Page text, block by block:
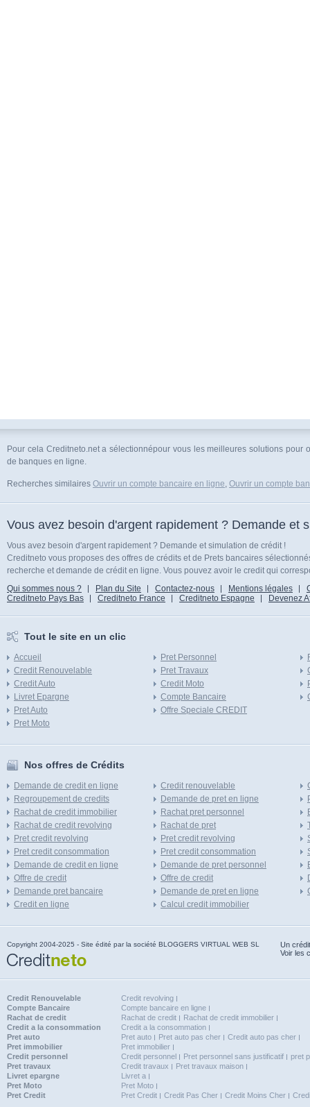
Pour cela Creditneto.net a sélectionnépour vous les meilleures solutions
de banques en ligne.
Recherches similaires Ouvrir un compte bancaire en ligne, Ouvrir un compte
Vous avez besoin d'argent rapidement ? Demande et
Vous avez besoin d'argent rapidement ? Demande et simulation de crédit !
Creditneto vous proposes des offres de crédits et de Prets bancaires
recherche et demande de crédit en ligne. Vous pouvez avoir le credit qui
Qui sommes nous ?
Plan du Site Contactez-nous Mentions légales
Creditneto Pays Bas
Creditneto France Creditneto Espagne Devenez
Tout le site en un clic
Accueil
Credit Renouvelable
Credit Auto
Livret Epargne
Pret Auto
Pret Moto
Pret Personnel
Pret Travaux
Credit Moto
Compte Bancaire
Offre Speciale CREDIT
Nos offres de Crédits
Demande de credit en ligne
Regroupement de credits
Rachat de credit immobilier
Rachat de credit revolving
Pret credit revolving
Pret credit consommation
Demande de credit en ligne
Offre de credit
Demande pret bancaire
Credit en ligne
Credit renouvelable
Demande de pret en ligne
Rachat pret personnel
Rachat de pret
Pret credit revolving
Pret credit consommation
Demande de pret personnel
Offre de credit
Demande de pret en ligne
Calcul credit immobilier
Copyright 2004-2025 - Site édité par la société BLOGGERS VIRTUAL WEB SL
Un
Voir les
Credit Renouvelable
Credit revolving
Compte Bancaire
Compte bancaire en ligne
Rachat de credit
Rachat de credit
Rachat de credit immobilier
Credit a la consommation
Credit a la consommation
Pret auto
Pret auto Pret auto pas cher
Credit auto pas cher
Pret immobilier
Pret immobilier
Credit personnel
Credit personnel Pret personnel sans justificatif
pret
Pret travaux
Credit travaux
Pret travaux maison
Livret epargne
Livret a
Pret Moto
Pret Moto
Pret Credit
Pret Credit Credit Pas Cher Credit Moins Cher